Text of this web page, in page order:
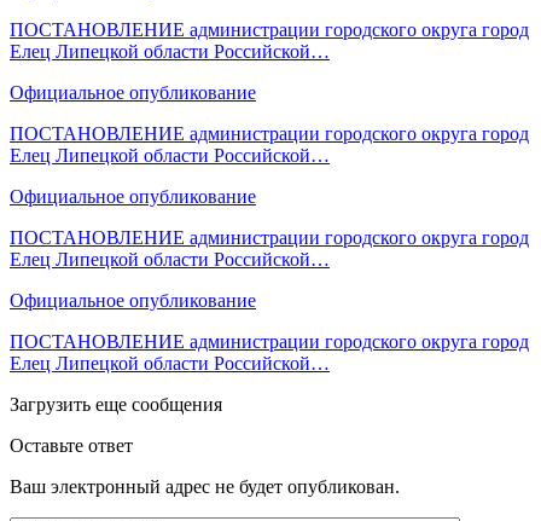
ПОСТАНОВЛЕНИЕ администрации городского округа город
Елец Липецкой области Российской…
Официальное опубликование
ПОСТАНОВЛЕНИЕ администрации городского округа город
Елец Липецкой области Российской…
Официальное опубликование
ПОСТАНОВЛЕНИЕ администрации городского округа город
Елец Липецкой области Российской…
Официальное опубликование
ПОСТАНОВЛЕНИЕ администрации городского округа город
Елец Липецкой области Российской…
Загрузить еще сообщения
Оставьте ответ
Ваш электронный адрес не будет опубликован.